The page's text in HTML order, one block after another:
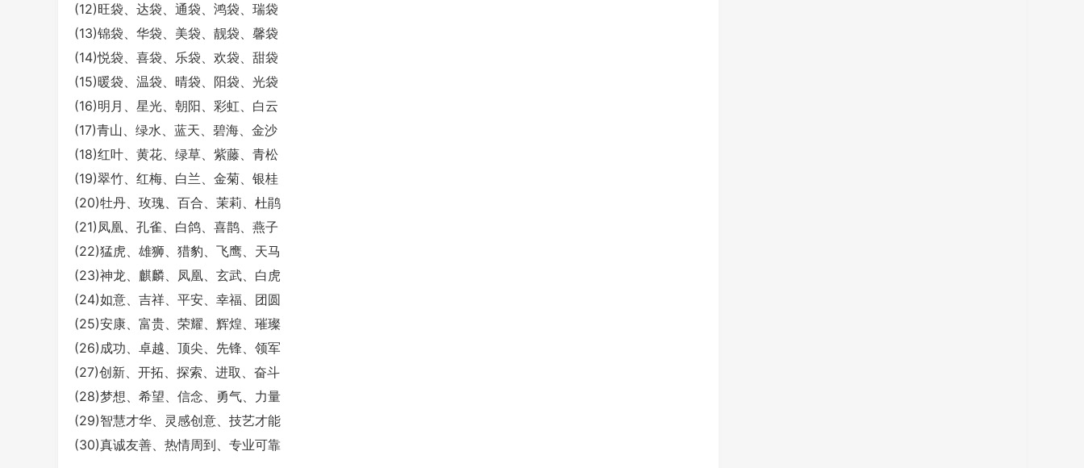
(12)旺袋、达袋、通袋、鸿袋、瑞袋
(13)锦袋、华袋、美袋、靓袋、馨袋
(14)悦袋、喜袋、乐袋、欢袋、甜袋
(15)暖袋、温袋、晴袋、阳袋、光袋
(16)明月、星光、朝阳、彩虹、白云
(17)青山、绿水、蓝天、碧海、金沙
(18)红叶、黄花、绿草、紫藤、青松
(19)翠竹、红梅、白兰、金菊、银桂
(20)牡丹、玫瑰、百合、茉莉、杜鹃
(21)凤凰、孔雀、白鸽、喜鹊、燕子
(22)猛虎、雄狮、猎豹、飞鹰、天马
(23)神龙、麒麟、凤凰、玄武、白虎
(24)如意、吉祥、平安、幸福、团圆
(25)安康、富贵、荣耀、辉煌、璀璨
(26)成功、卓越、顶尖、先锋、领军
(27)创新、开拓、探索、进取、奋斗
(28)梦想、希望、信念、勇气、力量
(29)智慧才华、灵感创意、技艺才能
(30)真诚友善、热情周到、专业可靠